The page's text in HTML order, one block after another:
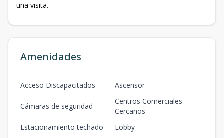
una visita.
Amenidades
Acceso Discapacitados Ascensor
Cámaras de seguridad
Centros Comerciales
Cercanos
Estacionamiento techado
Lobby